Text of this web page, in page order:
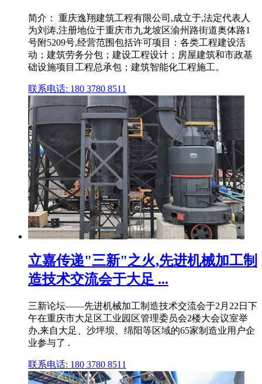
简介： 重庆逸翔建筑工程有限公司,成立于,法定代表人
为刘涛,注册地位于重庆市九龙坡区渝州路街道奥体路1
号附5209号,经营范围包括许可项目：各类工程建设活
动；建筑劳务分包；建设工程设计；房屋建筑和市政基
础设施项目工程总承包；建筑智能化工程施工。
联系电话: 180 3780 8511
立嘉传递"三新"之火,先进机械加工制
造技术交流会于大足 ...
三新论坛——先进机械加工制造技术交流会于2月22日下
午在重庆市大足区工业园区管理委员会2楼大会议室举
办,来自大足、沙坪坝、绵阳等区域的65家制造业用户企
业参与了 .
联系电话: 180 3780 8511